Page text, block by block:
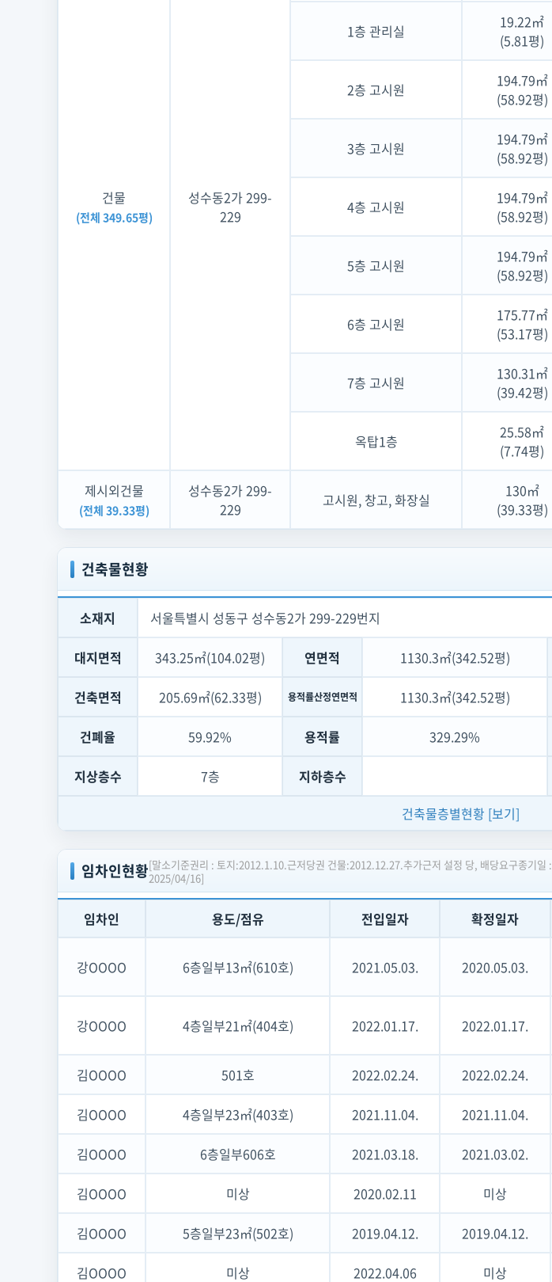
건물
(전체 349.65평)
성수동2가 299-
229
1층 관리실
19.22㎡
(5.81평)
2층 고시원
194.79㎡
(58.92평)
3층 고시원
194.79㎡
(58.92평)
4층 고시원
194.79㎡
(58.92평)
5층 고시원
194.79㎡
(58.92평)
6층 고시원
175.77㎡
(53.17평)
7층 고시원
130.31㎡
(39.42평)
옥탑1층
25.58㎡
(7.74평)
제시외건물
(전체 39.33평)
성수동2가 299-
229
고시원, 창고, 화장실
130㎡
(39.33평)
건축물현황
소재지 서울특별시 성동구 성수동2가 299-229번지
대지면적 343.25㎡(104.02평) 연면적 1130.3㎡(342.52평)
건축면적 205.69㎡(62.33평) 용적률산정연면적 1130.3㎡(342.52평)
건폐율 59.92% 용적률 329.29%
지상층수 7층 지하층수
건축물층별현황 [보기]
임차인현황[말소기준권리 : 토지:2012.1.10.근저당권 건물:2012.12.27.추가근저 설정 당, 배당요구종기일 :
2025/04/16]
임차인 용도/점유 전입일자 확정일자
강OOOO 6층일부13㎡(610호) 2021.05.03. 2020.05.03.
강OOOO 4층일부21㎡(404호) 2022.01.17. 2022.01.17.
김OOOO 501호 2022.02.24. 2022.02.24.
김OOOO 4층일부23㎡(403호) 2021.11.04. 2021.11.04.
김OOOO 6층일부606호 2021.03.18. 2021.03.02.
김OOOO 미상 2020.02.11 미상
김OOOO 5층일부23㎡(502호) 2019.04.12. 2019.04.12.
김OOOO 미상 2022.04.06 미상